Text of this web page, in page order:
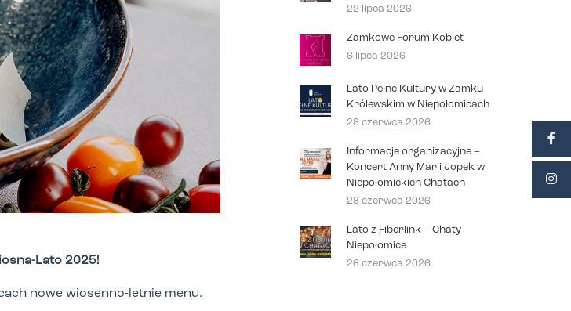
Lato 2025!
nowe wiosenno-letnie menu.
22 lipca 2026
Zamkowe Forum Kobiet
6 lipca 2026
Lato Pełne Kultury w Zamku
Królewskim w Niepołomicach
28 czerwca 2026
Informacje organizacyjne –
Koncert Anny Marii Jopek w
Niepołomickich Chatach
28 czerwca 2026
Lato z Fiberlink – Chaty
Niepołomice
26 czerwca 2026